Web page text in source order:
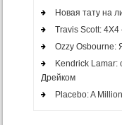
Новая тату на
Travis Scott:
Ozzy Osbourne:
Kendrick Lamar:
Дрейком
Placebo: A